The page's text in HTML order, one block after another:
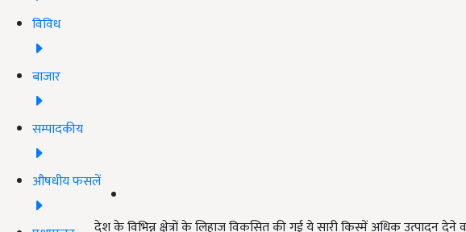
विविध
बाजार
सम्पादकीय
औषधीय फसलें